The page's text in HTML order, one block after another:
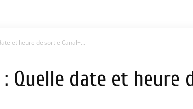
et heure de sortie Canal+...
Quelle date et heure